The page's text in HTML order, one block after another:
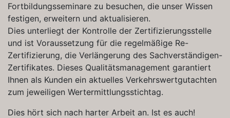
Fortbildungsseminare zu besuchen, die unser Wissen
festigen, erweitern und aktualisieren.
Dies unterliegt der Kontrolle der Zertifizierungsstelle
und ist Voraussetzung für die regelmäßige Re-
Zertifizierung, die Verlängerung des Sachverständigen-
Zertifikates. Dieses Qualitätsmanagement garantiert
Ihnen als Kunden ein aktuelles Verkehrswertgutachten
zum jeweiligen Wertermittlungsstichtag.
Dies hört sich nach harter Arbeit an. Ist es auch!